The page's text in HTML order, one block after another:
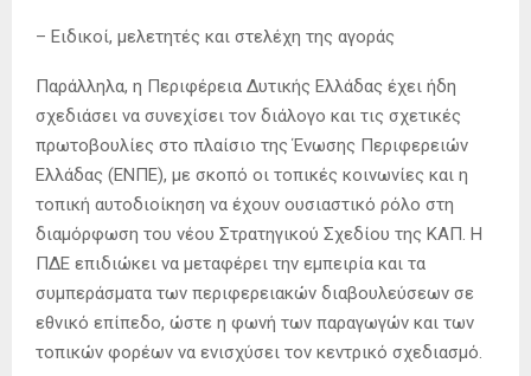
– Ειδικοί, μελετητές και στελέχη της αγοράς
Παράλληλα, η Περιφέρεια Δυτικής Ελλάδας έχει ήδη
σχεδιάσει να συνεχίσει τον διάλογο και τις σχετικές
πρωτοβουλίες στο πλαίσιο της Ένωσης Περιφερειών
Ελλάδας (ΕΝΠΕ), με σκοπό οι τοπικές κοινωνίες και η
τοπική αυτοδιοίκηση να έχουν ουσιαστικό ρόλο στη
διαμόρφωση του νέου Στρατηγικού Σχεδίου της ΚΑΠ. Η
ΠΔΕ επιδιώκει να μεταφέρει την εμπειρία και τα
συμπεράσματα των περιφερειακών διαβουλεύσεων σε
εθνικό επίπεδο, ώστε η φωνή των παραγωγών και των
τοπικών φορέων να ενισχύσει τον κεντρικό σχεδιασμό.